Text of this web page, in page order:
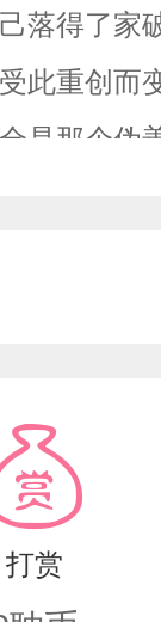
落得了家
此重创而
是那个伪
应有的
打赏